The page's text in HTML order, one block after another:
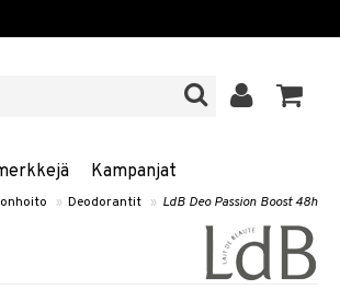
Kampanjat
» Deodorantit » LdB Deo Passion Boost 48h